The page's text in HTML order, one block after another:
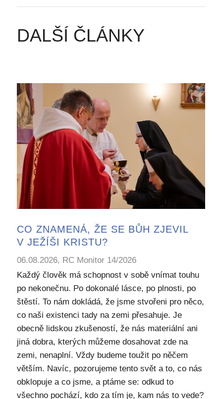
DALŠÍ ČLÁNKY
CO ZNAMENÁ, ŽE SE BŮH ZJEVIL
V JEŽÍŠI KRISTU?
06.08.2026, RC Monitor 14/2026
Každý člověk má schopnost v sobě vnímat touhu
po nekonečnu. Po dokonalé lásce, po plnosti, po
štěstí. To nám dokládá, že jsme stvořeni pro něco,
co naši existenci tady na zemi přesahuje. Je
obecně lidskou zkušeností, že nás materiální ani
jiná dobra, kterých můžeme dosahovat zde na
zemi, nenaplní. Vždy budeme toužit po něčem
větším. Navíc, pozorujeme tento svět a to, co nás
obklopuje a co jsme, a ptáme se: odkud to
všechno pochází, kdo za tím je, kam nás to vede?